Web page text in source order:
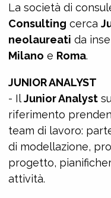
La società di
Consulting cerca
neolaureati da
Milano e Roma.
JUNIOR ANALYST
- IlJunior Analyst
riferimento
team di lavoro:
di modellazione,
progetto,
attività.